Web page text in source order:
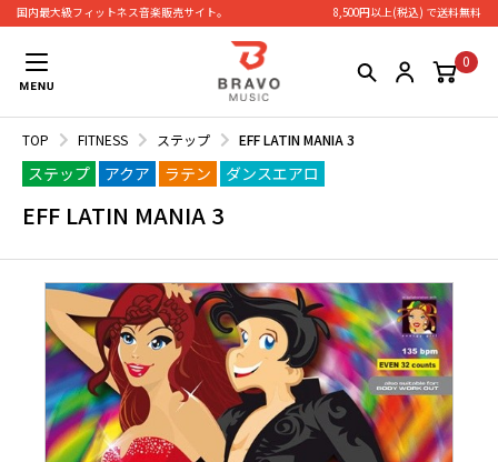
国内最大級フィットネス⾳楽販売サイト。 8,500円以上(税込) で送料無料
0
TOP FITNESS ステップ EFF LATIN MANIA 3
ステップ アクア ラテン ダンスエアロ
EFF LATIN MANIA 3